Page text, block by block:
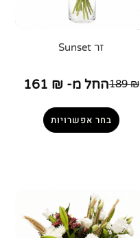
זר Sunset
189₪ החל מ- 161 ₪
בחר אפשרויות